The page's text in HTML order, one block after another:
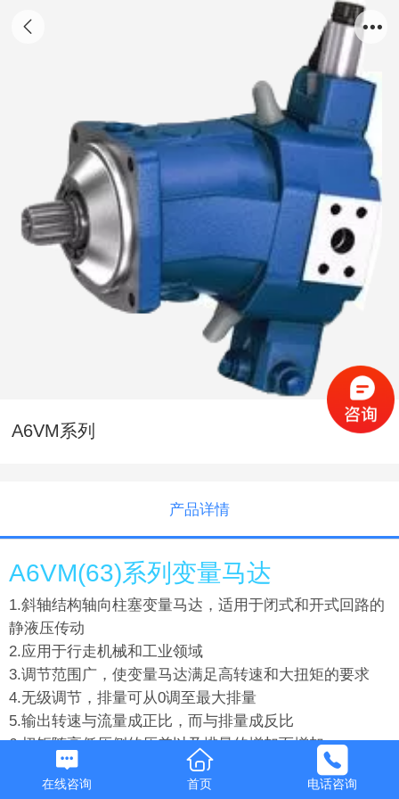
A6VM系列
产品详情
A6VM(63)系列变量马达
1.斜轴结构轴向柱塞变量马达，适用于闭式和开式回路的
静液压传动
2.应用于行走机械和工业领域
3.调节范围广，使变量马达满足高转速和大扭矩的要求
4.无级调节，排量可从0调至最大排量
5.输出转速与流量成正比，而与排量成反比
6.扭矩随高低压侧的压差以及排量的增加而增加
7.多种控制和变量装置，适应不同工况要求
8.高功率密度，惯性矩小
在线咨询 首页 电话咨询